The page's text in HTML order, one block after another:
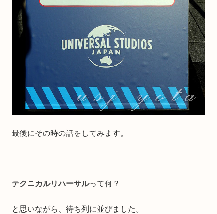
最後にその時の話をしてみます。
テクニカルリハーサルって何？
と思いながら、待ち列に並びました。